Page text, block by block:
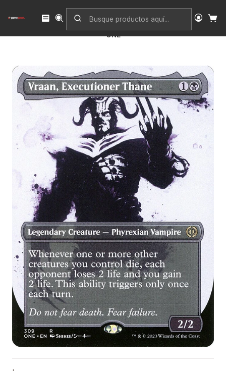
Inicio Singles
Phyrexia: All Will Be One
Vraan, Executioner Thane (Showcase) | Español | NM |
ONE